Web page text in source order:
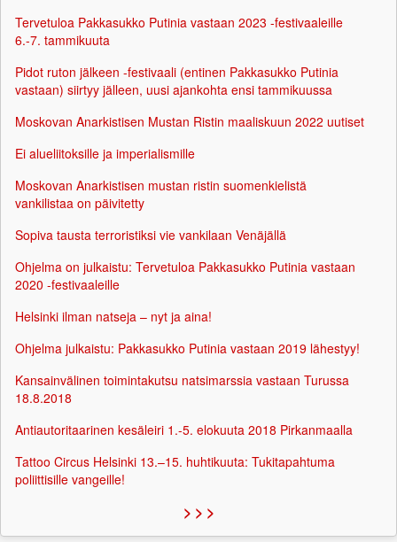
Tervetuloa Pakkasukko Putinia vastaan 2023 -festivaaleille
6.-7. tammikuuta
Pidot ruton jälkeen -festivaali (entinen Pakkasukko Putinia
vastaan) siirtyy jälleen, uusi ajankohta ensi tammikuussa
Moskovan Anarkistisen Mustan Ristin maaliskuun 2022 uutiset
Ei alueliitoksille ja imperialismille
Moskovan Anarkistisen mustan ristin suomenkielistä
vankilistaa on päivitetty
Sopiva tausta terroristiksi vie vankilaan Venäjällä
Ohjelma on julkaistu: Tervetuloa Pakkasukko Putinia vastaan
2020 -festivaaleille
Helsinki ilman natseja – nyt ja aina!
Ohjelma julkaistu: Pakkasukko Putinia vastaan 2019 lähestyy!
Kansainvälinen toimintakutsu natsimarssia vastaan Turussa
18.8.2018
Antiautoritaarinen kesäleiri 1.-5. elokuuta 2018 Pirkanmaalla
Tattoo Circus Helsinki 13.–15. huhtikuuta: Tukitapahtuma
poliittisille vangeille!
> > >